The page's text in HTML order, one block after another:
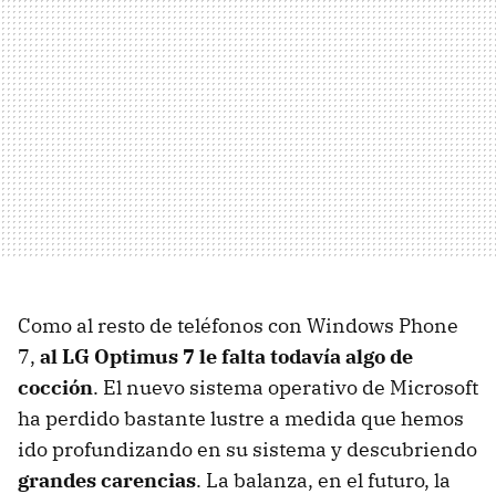
Como al resto de teléfonos con Windows Phone
7, al LG Optimus 7 le falta todavía algo de
cocción. El nuevo sistema operativo de Microsoft
ha perdido bastante lustre a medida que hemos
ido profundizando en su sistema y descubriendo
grandes carencias. La balanza, en el futuro, la